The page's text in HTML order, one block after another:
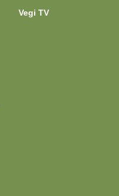
Vegi TV